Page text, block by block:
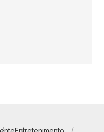
Entretenimento